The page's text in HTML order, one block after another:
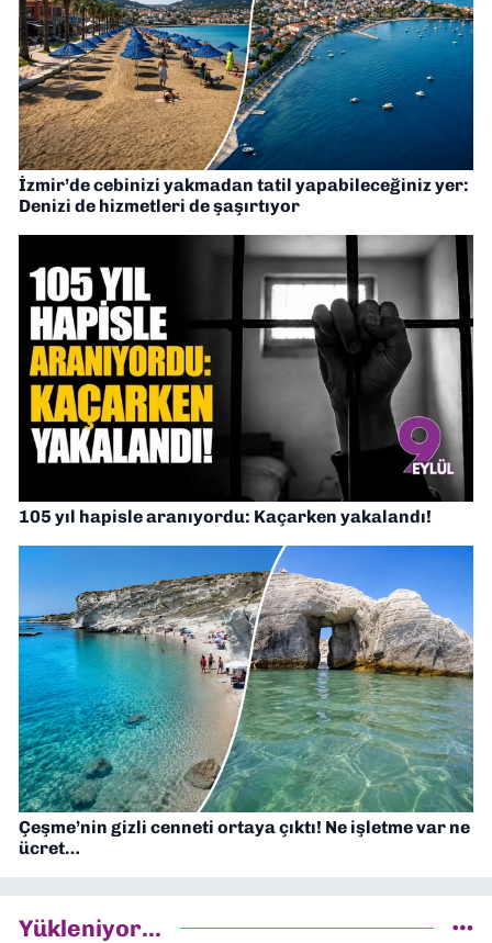
İzmir’de cebinizi yakmadan tatil yapabileceğiniz yer:
Denizi de hizmetleri de şaşırtıyor
105 yıl hapisle aranıyordu: Kaçarken yakalandı!
Çeşme’nin gizli cenneti ortaya çıktı! Ne işletme var ne
ücret…
Yükleniyor...